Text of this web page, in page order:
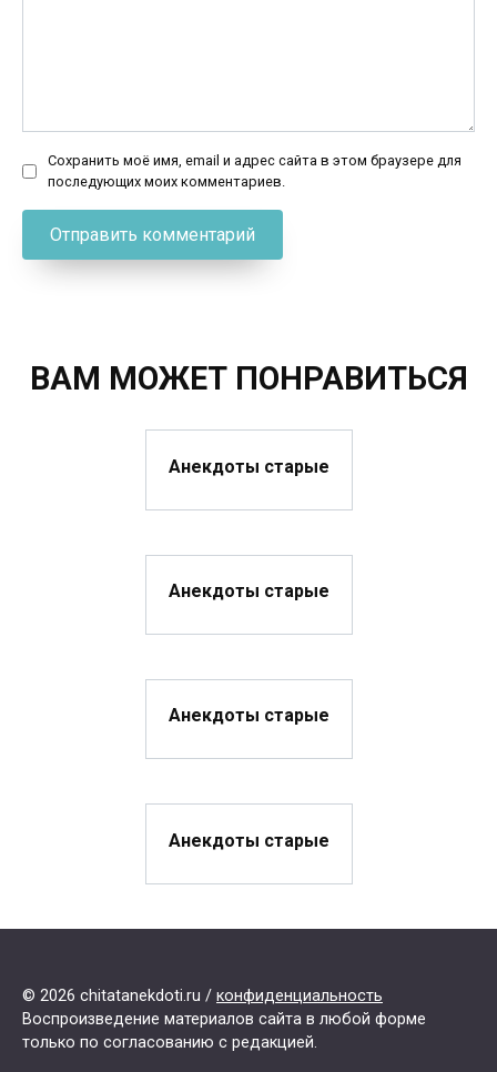
Сохранить моё имя, email и адрес сайта в этом браузере для
последующих моих комментариев.
ВАМ МОЖЕТ ПОНРАВИТЬСЯ
Анекдоты старые
Анекдоты старые
Анекдоты старые
Анекдоты старые
© 2026 chitatanekdoti.ru / конфиденциальность
Воспроизведение материалов сайта в любой форме
только по согласованию с редакцией.